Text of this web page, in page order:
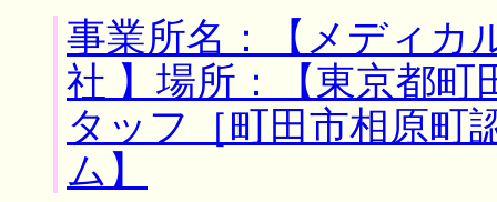
事業所名：【メディ
社 】場所：【東京都町
タッフ［町田市相原町
ム】